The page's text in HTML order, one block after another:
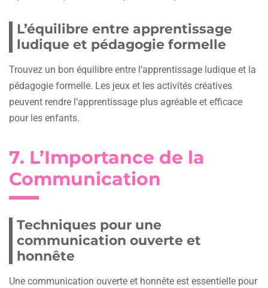
L’équilibre entre apprentissage
ludique et pédagogie formelle
Trouvez un bon équilibre entre l’apprentissage ludique et la
pédagogie formelle. Les jeux et les activités créatives
peuvent rendre l’apprentissage plus agréable et efficace
pour les enfants.
7. L’Importance de la
Communication
Techniques pour une
communication ouverte et
honnête
Une communication ouverte et honnête est essentielle pour